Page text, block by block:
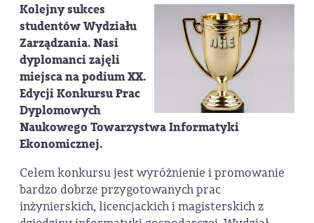
Kolejny sukces
studentów Wydziału
Zarządzania. Nasi
dyplomanci zajęli
miejsca na podium XX.
Edycji Konkursu Prac
Dyplomowych
Naukowego Towarzystwa Informatyki
Ekonomicznej.
Celem konkursu jest wyróżnienie i promowanie
bardzo dobrze przygotowanych prac
inżynierskich, licencjackich i magisterskich z